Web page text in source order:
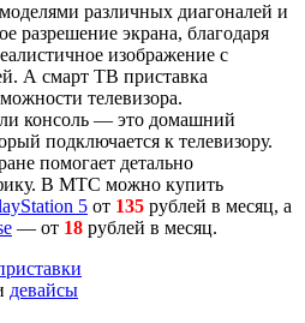
различных диагоналей и
разрешение экрана, благодаря
изображение с
А смарт ТВ приставка
телевизора.
консоль — это домашний
подключается к телевизору.
помогает детально
В МТС можно купить
5 от 135 рублей в месяц, а
— от 18 рублей в месяц.
девайсы